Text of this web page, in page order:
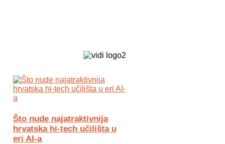
Što nude najatraktivnija
hrvatska hi-tech učilišta u
eri AI-a